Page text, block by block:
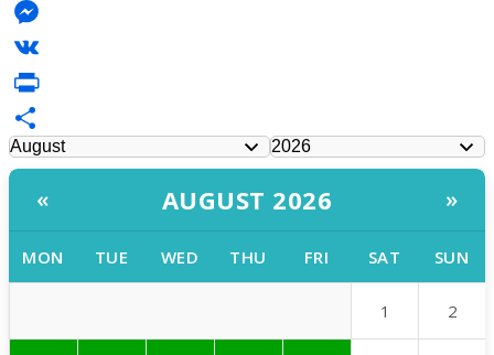
LinkedIn
Messenger
VK
PrintFriendly
Share
« AUGUST 2026 »
MON TUE WED THU FRI SAT SUN
1 2